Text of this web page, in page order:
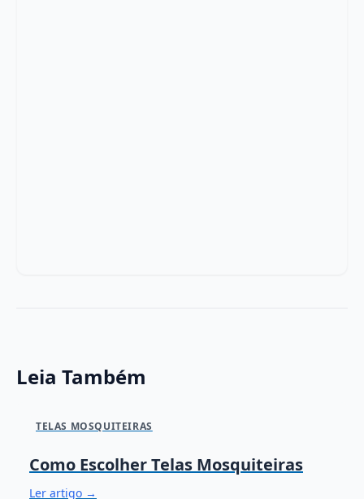
Leia Também
TELAS MOSQUITEIRAS
Como Escolher Telas Mosquiteiras
Ler artigo →